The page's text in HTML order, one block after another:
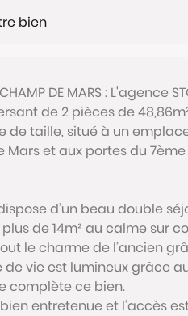
CHAMP DE MARS :
de 2 pièces de
de taille, situé à un
Mars et aux portes du
d’un beau double
de 14m² au calme sur
le charme de l’ancien
de vie est lumineux grâce
complète ce bien.
entretenue et l’accès